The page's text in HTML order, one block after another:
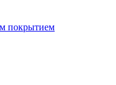
покрытием